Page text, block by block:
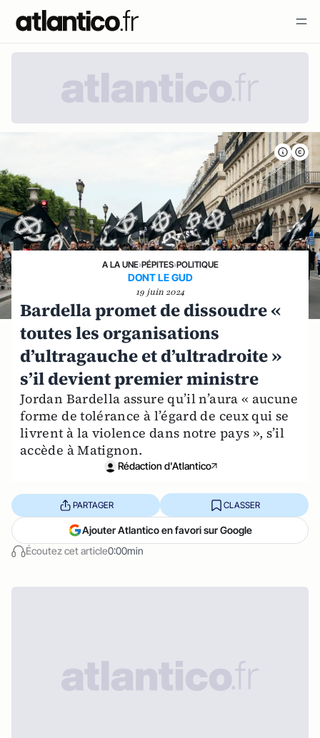
A LA UNE›PÉPITES›POLITIQUE
DONT LE GUD
19 juin 2024
Bardella promet de dissoudre «
toutes les organisations
d’ultragauche et d’ultradroite »
s’il devient premier ministre
Jordan Bardella assure qu’il n’aura « aucune
forme de tolérance à l’égard de ceux qui se
livrent à la violence dans notre pays », s’il
accède à Matignon.
Rédaction d'Atlantico
Écoutez cet article0:00min
PARTAGER CLASSER
Ajouter Atlantico en favori sur Google